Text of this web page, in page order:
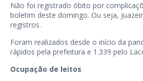
Não foi registrado óbito por
boletim deste domingo. Ou seja,
registros.
Foram realizados desde o início da
rápidos pela prefeitura e 1.339 pelo
Ocupação de leitos